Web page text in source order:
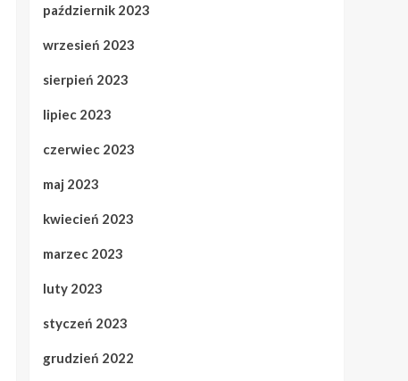
październik 2023
wrzesień 2023
sierpień 2023
lipiec 2023
czerwiec 2023
maj 2023
kwiecień 2023
marzec 2023
luty 2023
styczeń 2023
grudzień 2022